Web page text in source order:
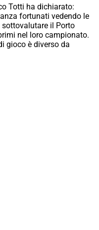
Totti ha dichiarato:
fortunati vedendo le
il Porto
nel loro campionato.
gioco è diverso da